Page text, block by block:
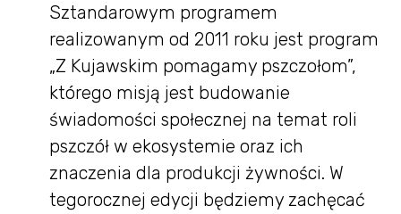
Sztandarowym programem
realizowanym od 2011 roku jest program
„Z Kujawskim pomagamy pszczołom”,
którego misją jest budowanie
świadomości społecznej na temat roli
pszczół w ekosystemie oraz ich
znaczenia dla produkcji żywności. W
tegorocznej edycji będziemy zachęcać